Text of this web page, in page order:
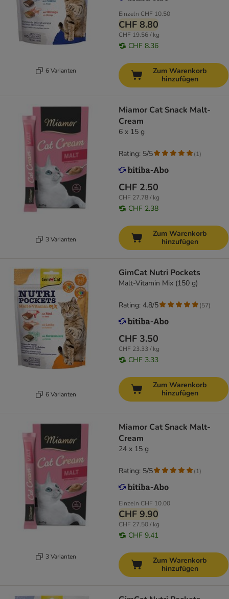
6 Varianten
Einzeln CHF 10.50
CHF 8.80
CHF 19.56 / kg
CHF 8.36
Zum Warenkorb
hinzufügen
3 Varianten
Miamor Cat Snack Malt-
Cream
6 x 15 g
CHF 2.50
CHF 27.78 / kg
CHF 2.38
Rating: 5/5 (1)
Zum Warenkorb
hinzufügen
6 Varianten
GimCat Nutri Pockets
Malt-Vitamin Mix (150 g)
CHF 3.50
CHF 23.33 / kg
CHF 3.33
Rating: 4.8/5 (57)
Zum Warenkorb
hinzufügen
3 Varianten
Miamor Cat Snack Malt-
Cream
24 x 15 g
Einzeln CHF 10.00
CHF 9.90
CHF 27.50 / kg
CHF 9.41
Rating: 5/5 (1)
Zum Warenkorb
hinzufügen